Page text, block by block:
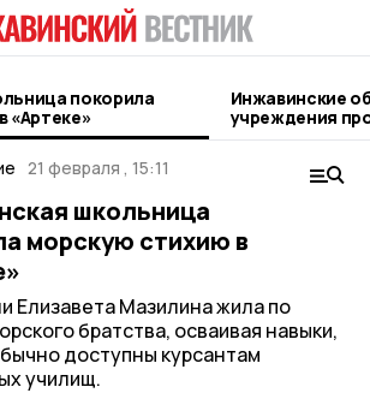
покорила
«Артеке»
Инжавинские
учреждения
новому
21 февраля , 15:11
школьница
морскую стихию в
Елизавета Мазилина жила по
братства, осваивая навыки,
доступны курсантам
училищ.